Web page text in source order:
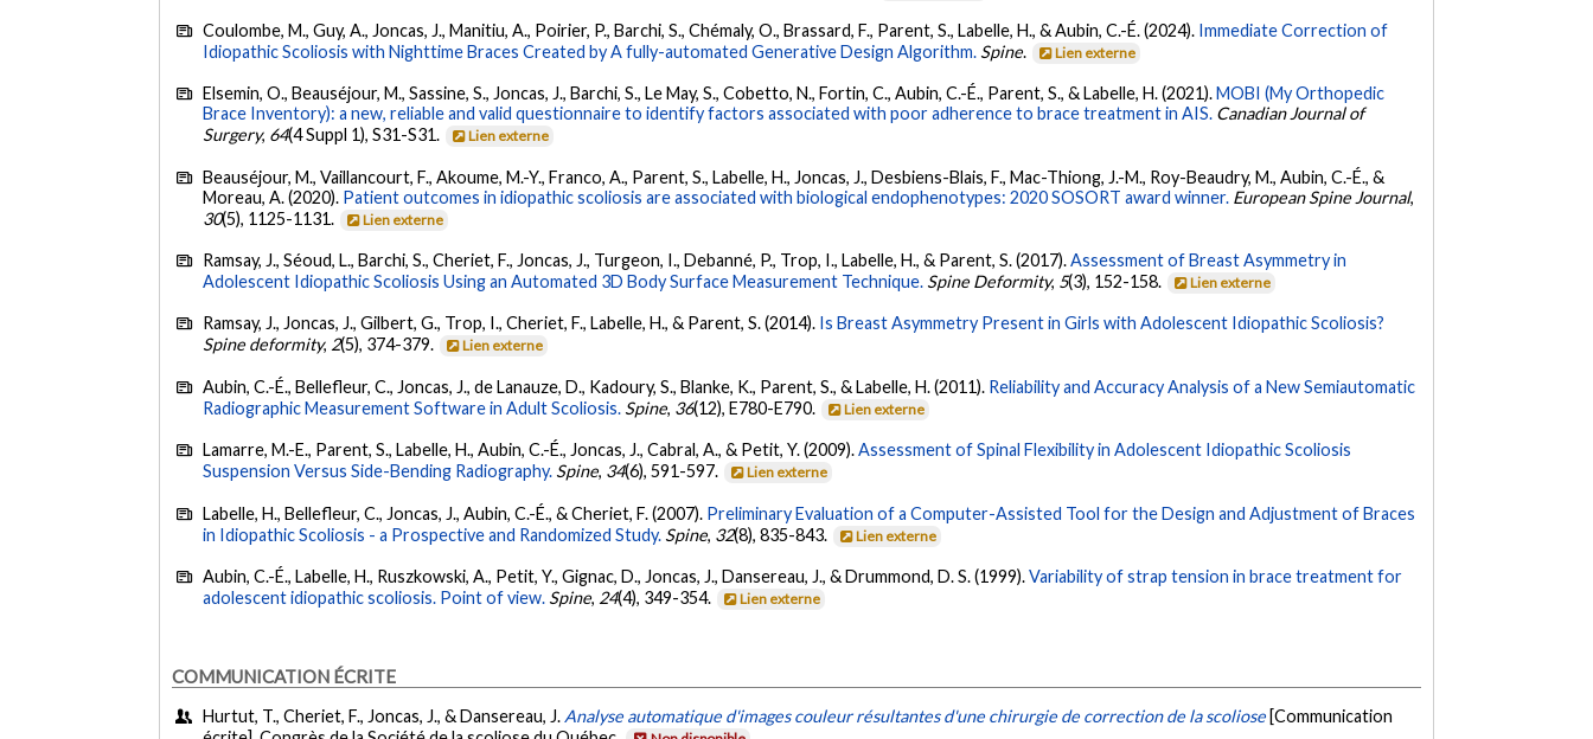
Coulombe, M., Guy, A., Joncas, J., Manitiu, A., Poirier, P., Barchi, S., Chémaly, O., Brassard, F., Parent, S., Labelle, H., & Aubin, C.-É. (2024). Immediate Correction of
Idiopathic Scoliosis with Nighttime Braces Created by A fully-automated Generative Design Algorithm. Spine. Lien externe
Elsemin, O., Beauséjour, M., Sassine, S., Joncas, J., Barchi, S., Le May, S., Cobetto, N., Fortin, C., Aubin, C.-É., Parent, S., & Labelle, H. (2021).MOBI (My Orthopedic
Brace Inventory): a new, reliable and valid questionnaire to identify factors associated with poor adherence to brace treatment in AIS. Canadian Journal of
Surgery, 64(4 Suppl 1), S31-S31. Lien externe
Beauséjour, M., Vaillancourt, F., Akoume, M.-Y., Franco, A., Parent, S., Labelle, H., Joncas, J., Desbiens-Blais, F., Mac-Thiong, J.-M., Roy-Beaudry, M., Aubin, C.-É., &
Moreau, A. (2020). Patient outcomes in idiopathic scoliosis are associated with biological endophenotypes: 2020 SOSORT award winner. European Spine Journal,
30(5), 1125-1131. Lien externe
Ramsay, J., Séoud, L., Barchi, S., Cheriet, F., Joncas, J., Turgeon, I., Debanné, P., Trop, I., Labelle, H., & Parent, S. (2017).Assessment of Breast Asymmetry in
Adolescent Idiopathic Scoliosis Using an Automated 3D Body Surface Measurement Technique. Spine Deformity, 5(3), 152-158. Lien externe
Ramsay, J., Joncas, J., Gilbert, G., Trop, I., Cheriet, F., Labelle, H., & Parent, S. (2014). Is Breast Asymmetry Present in Girls with Adolescent Idiopathic Scoliosis?
Spine deformity,2(5), 374-379. Lien externe
Aubin, C.-É., Bellefleur, C., Joncas, J., de Lanauze, D., Kadoury, S., Blanke, K., Parent, S., & Labelle, H. (2011). Reliability and Accuracy Analysis of a New Semiautomatic
Radiographic Measurement Software in Adult Scoliosis. Spine, 36(12), E780-E790. Lien externe
Lamarre, M.-E., Parent, S., Labelle, H., Aubin, C.-É., Joncas, J., Cabral, A., & Petit, Y. (2009).Assessment of Spinal Flexibility in Adolescent Idiopathic Scoliosis
Suspension Versus Side-Bending Radiography. Spine, 34(6), 591-597. Lien externe
Labelle, H., Bellefleur, C., Joncas, J., Aubin, C.-É., & Cheriet, F. (2007). Preliminary Evaluation of a Computer-Assisted Tool for the Design and Adjustment of Braces
in Idiopathic Scoliosis - a Prospective and Randomized Study. Spine, 32(8), 835-843. Lien externe
Aubin, C.-É., Labelle, H., Ruszkowski, A., Petit, Y., Gignac, D., Joncas, J., Dansereau, J., & Drummond, D. S. (1999).Variability of strap tension in brace treatment for
adolescent idiopathic scoliosis. Point of view. Spine, 24(4), 349-354. Lien externe
COMMUNICATION ÉCRITE
Hurtut, T., Cheriet, F., Joncas, J., & Dansereau, J. Analyse automatique d'images couleur résultantes d'une chirurgie de correction de la scoliose [Communication